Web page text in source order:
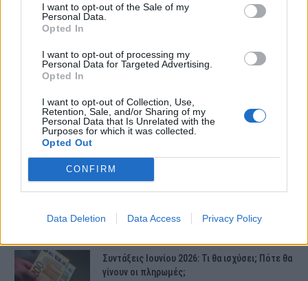
I want to opt-out of the Sale of my
Personal Data.
Opted In
I want to opt-out of processing my
Personal Data for Targeted Advertising.
Opted In
I want to opt-out of Collection, Use,
Retention, Sale, and/or Sharing of my
Personal Data that Is Unrelated with the
Purposes for which it was collected.
Opted Out
CONFIRM
Data Deletion Data Access Privacy Policy
Αστυνομικός της ΔΙΑΣ ανέλαβε να
μετακινήσει το όχημα από το σημείο
για τη διευκόλυνση και της
κυκλοφορίας.
ΤΕΛΕΥΤΑΙΕΣ ΕΙΔΗΣΕΙΣ
Συντάξεις Ιουνίου 2026: Τι θα ισχύσει; Πότε θα
γίνουν οι πληρωμές;